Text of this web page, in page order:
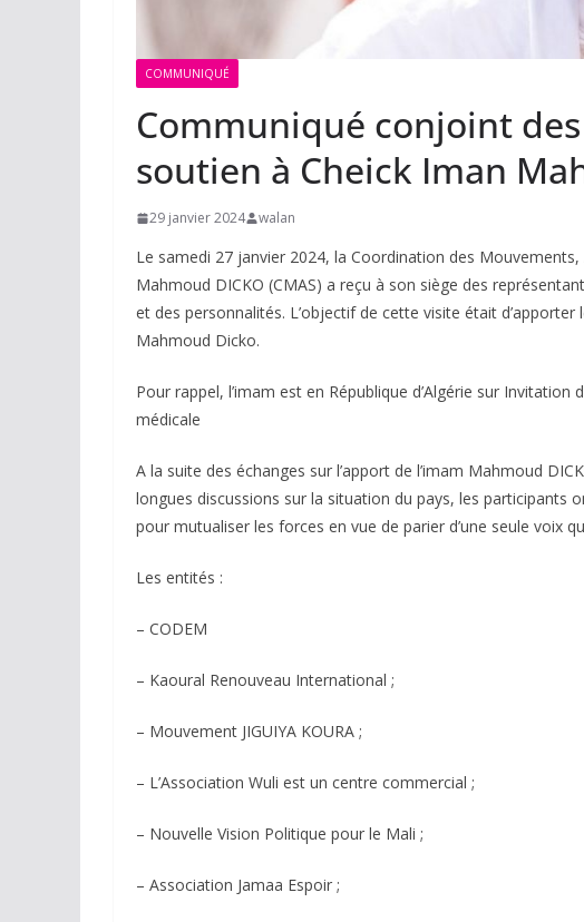
COMMUNIQUÉ
Communiqué conjoint
soutien à Cheick Iman
29 janvier 2024 walan
Le samedi 27 janvier 2024, la Coordination des
Mahmoud DICKO (CMAS) a reçu à son siège des
et des personnalités. L’objectif de cette visite était
Mahmoud Dicko.
Pour rappel, l’imam est en République d’Algérie sur
médicale
A la suite des échanges sur l’apport de l’imam Mahmoud
longues discussions sur la situation du pays, les participants
pour mutualiser les forces en vue de parier d’une seule voix
Les entités :
– CODEM
– Kaoural Renouveau International ;
– Mouvement JIGUIYA KOURA ;
– L’Association Wuli est un centre commercial ;
– Nouvelle Vision Politique pour le Mali ;
– Association Jamaa Espoir ;